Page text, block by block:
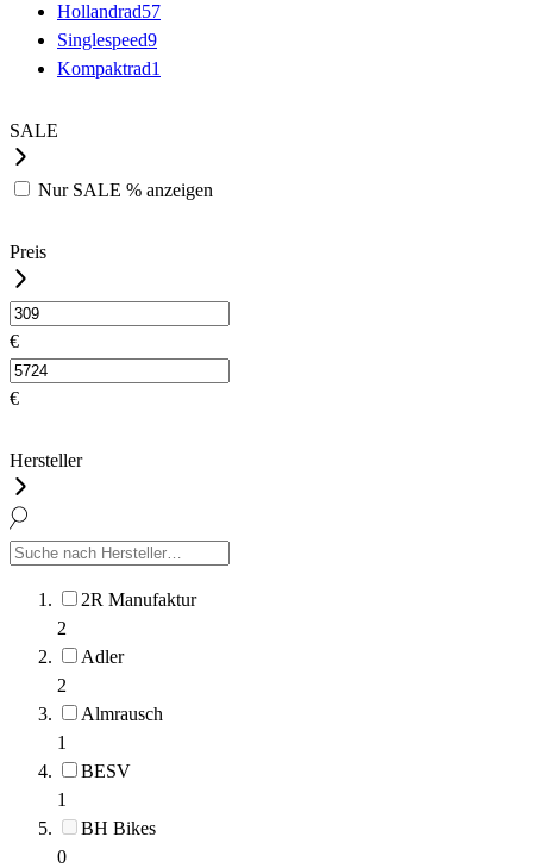
Hollandrad57
Singlespeed9
Kompaktrad1
SALE
Nur SALE % anzeigen
Preis
€
€
Hersteller
2R Manufaktur
2
Adler
2
Almrausch
1
BESV
1
BH Bikes
0